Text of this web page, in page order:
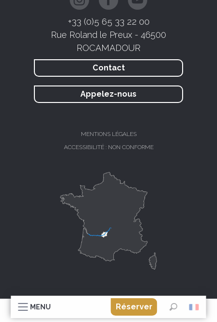
MENU
Réserver
Recherche
+33 (0)5 65 33 22 00
Rue Roland le Preux - 46500
ROCAMADOUR
Contact
Appelez-nous
MENTIONS LÉGALES
ACCESSIBILITÉ : NON CONFORME